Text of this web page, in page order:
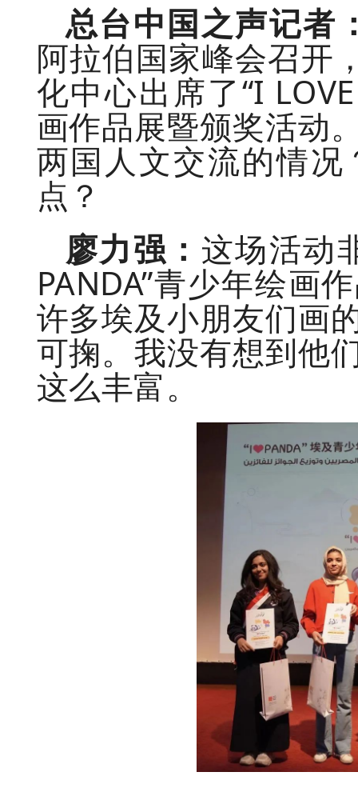
总台中国之声记者
阿拉伯国家峰会召开
化中心出席了“I
画作品展暨颁奖活动
两国人文交流的情
点？
廖力强： 这场活动
PANDA”青少年绘画
许多埃及小朋友们画
可掬。我没有想到他
这么丰富。